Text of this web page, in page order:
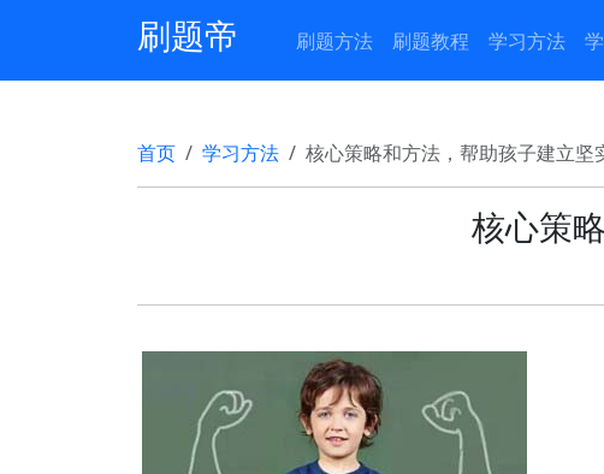
刷题帝 刷题方法 刷题教程 学习方法
首页 学习方法 核心策略和方法，帮助孩子建立坚
核心策